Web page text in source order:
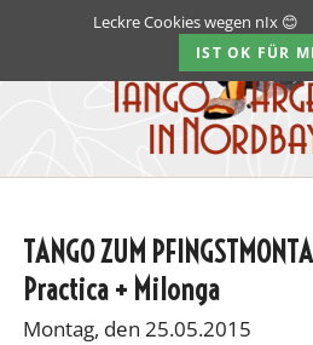
TANGO ZUM
Practica + Milonga
Montag, den 25.05.2015
Leckre Cookies wegen nIx 😊
IST OK FÜR